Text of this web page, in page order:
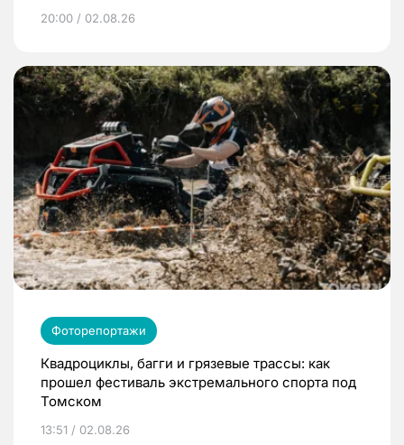
20:00 / 02.08.26
Фоторепортажи
Квадроциклы, багги и грязевые трассы: как
прошел фестиваль экстремального спорта под
Томском
13:51 / 02.08.26